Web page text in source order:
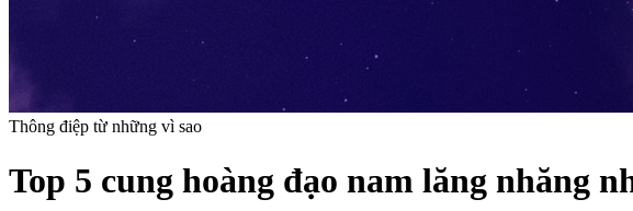
Thông điệp từ những vì sao
Top 5 cung hoàng đạo nam lăng nhăng